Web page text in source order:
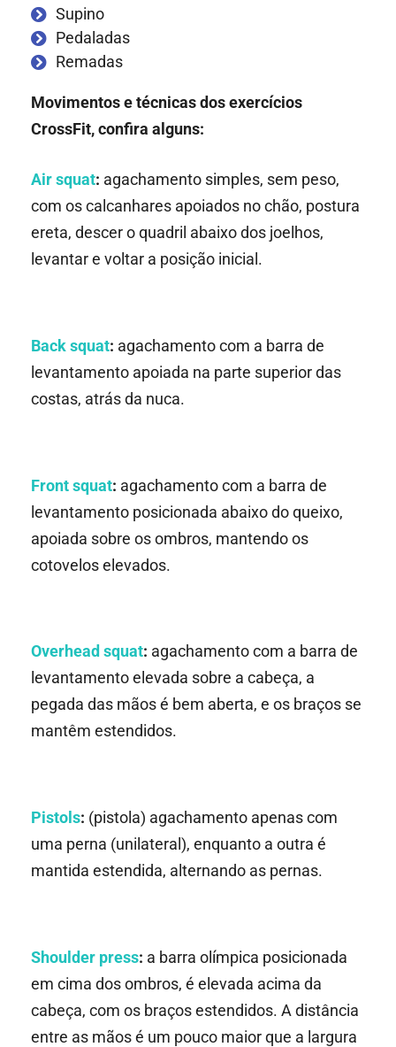
Supino
Pedaladas
Remadas
Movimentos e técnicas dos exercícios
CrossFit, confira alguns:
Air squat: agachamento simples, sem peso,
com os calcanhares apoiados no chão, postura
ereta, descer o quadril abaixo dos joelhos,
levantar e voltar a posição inicial.
Back squat: agachamento com a barra de
levantamento apoiada na parte superior das
costas, atrás da nuca.
Front squat: agachamento com a barra de
levantamento posicionada abaixo do queixo,
apoiada sobre os ombros, mantendo os
cotovelos elevados.
Overhead squat: agachamento com a barra de
levantamento elevada sobre a cabeça, a
pegada das mãos é bem aberta, e os braços se
mantêm estendidos.
Pistols: (pistola) agachamento apenas com
uma perna (unilateral), enquanto a outra é
mantida estendida, alternando as pernas.
Shoulder press: a barra olímpica posicionada
em cima dos ombros, é elevada acima da
cabeça, com os braços estendidos. A distância
entre as mãos é um pouco maior que a largura